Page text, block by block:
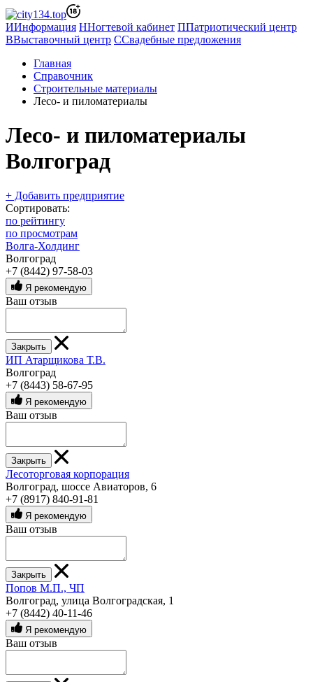
ИИнформация ННогтевой кабинет ППатриотический центр
ВВыставочный центр ССвадебные предложения
Главная
Справочник
Строительные материалы
Лесо- и пиломатериалы
Лесо- и пиломатериалы
Волгоград
+ Добавить предприятие
Сортировать:
по рейтингу
по просмотрам
Волга-Холдинг
Волгоград
+7 (8442) 97-58-03
Я рекомендую
Ваш отзыв
Закрыть
ИП Атарщикова Т.В.
Волгоград
+7 (8443) 58-67-95
Я рекомендую
Ваш отзыв
Закрыть
Лесоторговая корпорация
Волгоград, шоссе Авиаторов, 6
+7 (8917) 840-91-81
Я рекомендую
Ваш отзыв
Закрыть
Попов М.П., ЧП
Волгоград, улица Волгоградская, 1
+7 (8442) 40-11-46
Я рекомендую
Ваш отзыв